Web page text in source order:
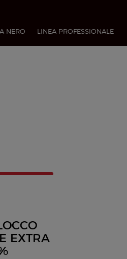
NERO LINEA PROFESSIONALE​
EXTRA